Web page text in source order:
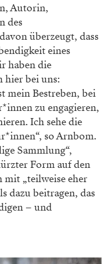
Autorin,
des
überzeugt, dass
eines
haben die
hier bei uns:
mein Bestreben, bei
zu engagieren,
Ich sehe die
so Arnbom.
Sammlung“,
Form auf den
mit „teilweise eher
dazu beitragen, das
– und